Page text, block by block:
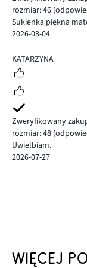
rozmiar: 46
Sukienka piękna
2026-08-04
5
KATARZYNA
Zweryfikowany
rozmiar: 48
Uwielbiam.
2026-07-27
WIĘCEJ